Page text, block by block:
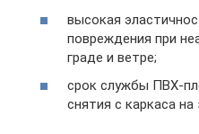
высокая
повреждения при
граде и ветре;
срок службы ПВХ-
снятия с каркаса